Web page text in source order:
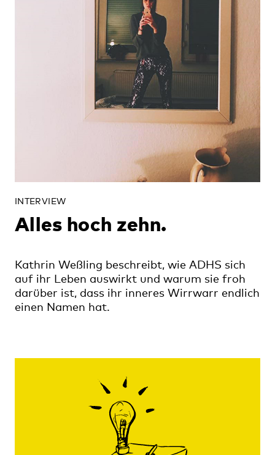
INTERVIEW
Alles hoch zehn.
Kathrin Weßling beschreibt, wie ADHS sich
auf ihr Leben auswirkt und warum sie froh
darüber ist, dass ihr inneres Wirrwarr endlich
einen Namen hat.